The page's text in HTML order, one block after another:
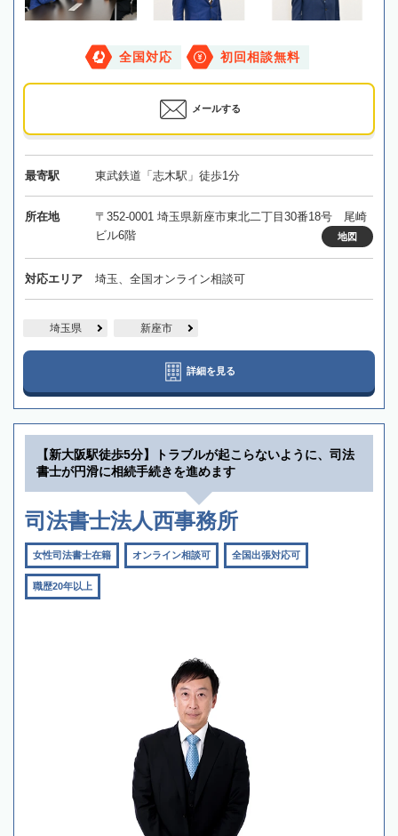
全国対応 初回相談無料
メールする
最寄駅 東武鉄道「志木駅」徒歩1分
所在地
〒352-0001 埼玉県新座市東北二丁目30番18号 尾崎
ビル6階
地図
対応エリア 埼玉、全国オンライン相談可
埼玉県 新座市
詳細を見る
【新大阪駅徒歩5分】トラブルが起こらないように、司法
書士が円滑に相続手続きを進めます
司法書士法人西事務所
女性司法書士在籍 オンライン相談可 全国出張対応可
職歴20年以上